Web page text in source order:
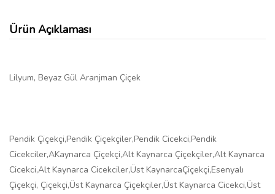
Ürün Açıklaması
Lilyum, Beyaz Gül Aranjman Çiçek
Pendik Çiçekçi,Pendik Çiçekçiler,Pendik Cicekci,Pendik
Cicekciler,AKaynarca Çiçekçi,Alt Kaynarca Çiçekçiler,Alt Kaynarca
Cicekci,Alt Kaynarca Cicekciler,Üst KaynarcaÇiçekçi,Esenyalı
Çiçekçi, Çiçekçi,Üst Kaynarca Çiçekçiler,Üst Kaynarca Cicekci,Üst